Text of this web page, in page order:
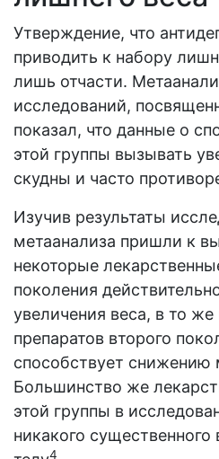
Утверждение, что
приводить к набору
лишь отчасти.
исследований,
показал, что данные о
этой группы вызывать
скудны и часто
Изучив результаты
метаанализа пришли к
некоторые
поколения
увеличения веса, в то
препаратов второго
способствует снижению
Большинство же
этой группы в
никакого
4